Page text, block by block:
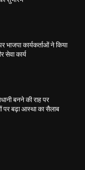
भाजपा कार्यकर्ताओं ने किया
सेवा कार्य
बनने की राह पर
पर बढ़ा आस्था का सैलाब